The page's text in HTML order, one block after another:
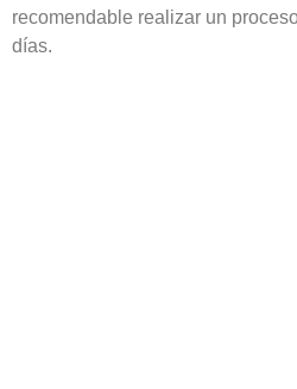
recomendable realizar un
días.